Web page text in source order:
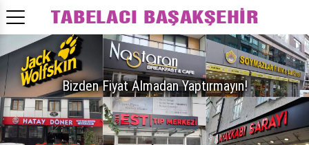
Bizden Fiyat Almadan Yaptırmayın!